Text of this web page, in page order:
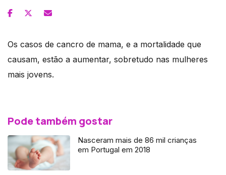
Os casos de cancro de mama, e a mortalidade que
causam, estão a aumentar, sobretudo nas mulheres
mais jovens.
Pode também gostar
Nasceram mais de 86 mil crianças
em Portugal em 2018